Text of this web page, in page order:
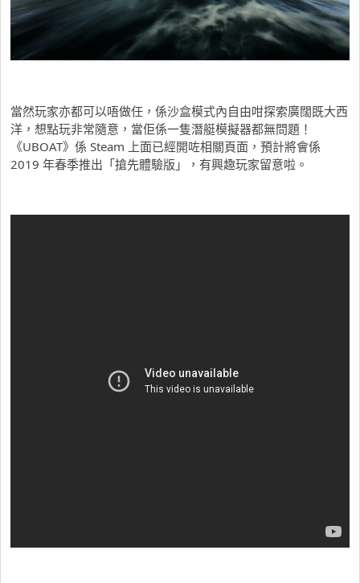
當然玩家亦都可以唔做任，係沙盒模式內自由咁探索廣闊既大西
洋，想點玩非常隨意，當佢係一隻潛艇模擬器都無問題！
《UBOAT》係 Steam 上面已經開咗相關頁面，預計將會係
2019 年春季推出「搶先體驗版」，有興趣玩家留意啦。